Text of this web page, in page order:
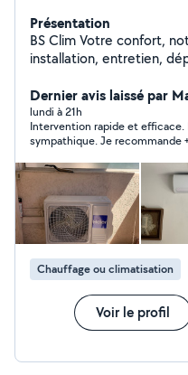
Présentation
BS Clim Votre confort, notre priorité. Spécialiste en
installation, entretien,
une intervention rapide
Réactivité Qualité Professionnalisme Satisfaction client
BS Clim, la fraîcheur en
Dernier avis laissé par
lundi à 21h
Intervention rapide et efficace.
sympathique. Je recommande
Chauffage ou climatisation
Voir le profil